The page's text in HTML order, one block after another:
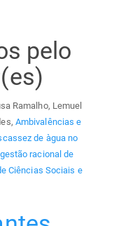
pelo
Ramalho, Lemuel
Ambivalências e
de àgua no
racional de
Ciências Sociais e